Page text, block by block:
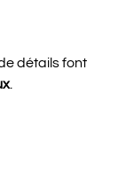
détails font
.